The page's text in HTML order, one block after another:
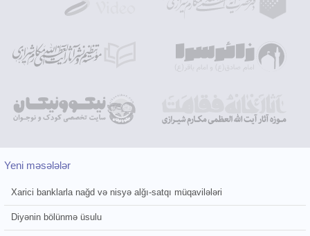
Yeni məsələlər
Xarici banklarla nağd və nisyə alğı-satqı müqavilələri
Diyənin bölünmə üsulu